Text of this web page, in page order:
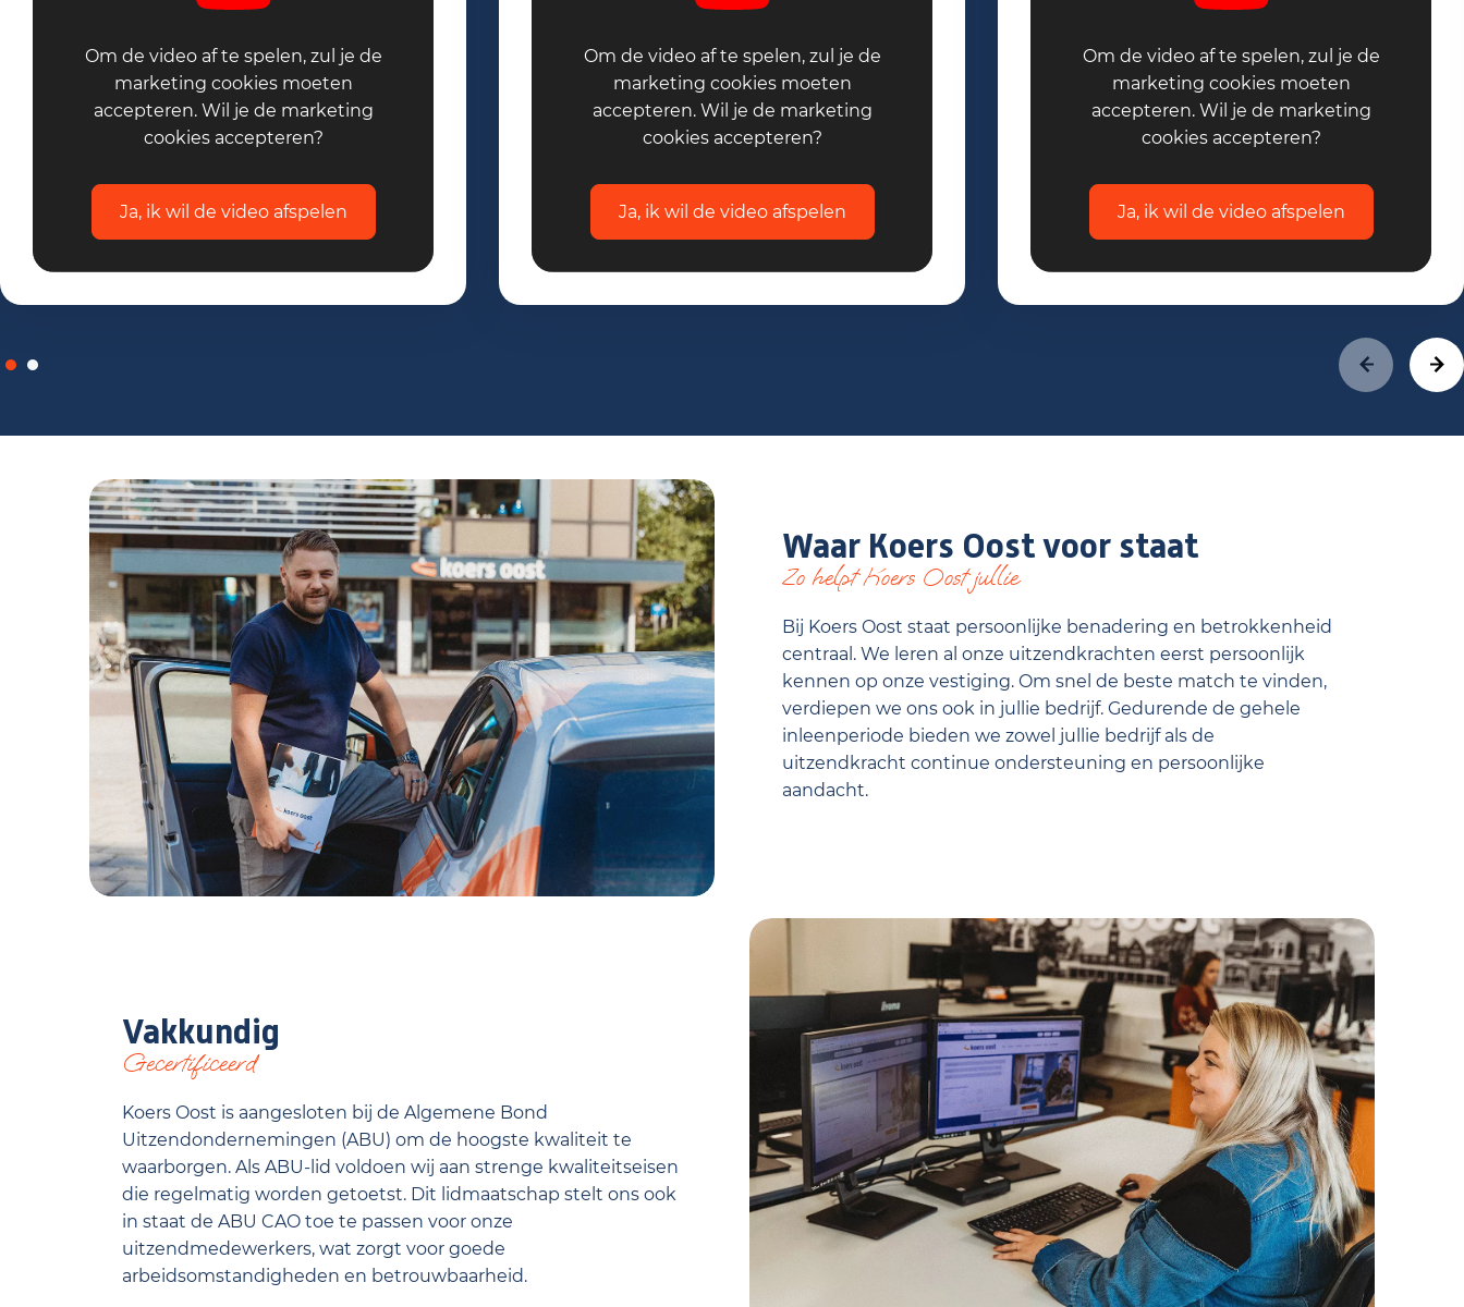
Om de video af te spelen, zul je de
marketing cookies moeten
accepteren. Wil je de marketing
cookies accepteren?
Ja, ik wil de video afspelen
Om de video af te spelen, zul je de
marketing cookies moeten
accepteren. Wil je de marketing
cookies accepteren?
Ja, ik wil de video afspelen
Om de video af te spelen, zul je de
marketing cookies moeten
accepteren. Wil je de marketing
cookies accepteren?
Ja, ik wil de video afspelen
Waar Koers Oost voor staat
Zo helpt Koers Oost jullie
Bij Koers Oost staat persoonlijke benadering en betrokkenheid
centraal. We leren al onze uitzendkrachten eerst persoonlijk
kennen op onze vestiging. Om snel de beste match te vinden,
verdiepen we ons ook in jullie bedrijf. Gedurende de gehele
inleenperiode bieden we zowel jullie bedrijf als de
uitzendkracht continue ondersteuning en persoonlijke
aandacht.
Vakkundig
Gecertificeerd
Koers Oost is aangesloten bij de Algemene Bond
Uitzendondernemingen (ABU) om de hoogste kwaliteit te
waarborgen. Als ABU-lid voldoen wij aan strenge kwaliteitseisen
die regelmatig worden getoetst. Dit lidmaatschap stelt ons ook
in staat de ABU CAO toe te passen voor onze
uitzendmedewerkers, wat zorgt voor goede
arbeidsomstandigheden en betrouwbaarheid.